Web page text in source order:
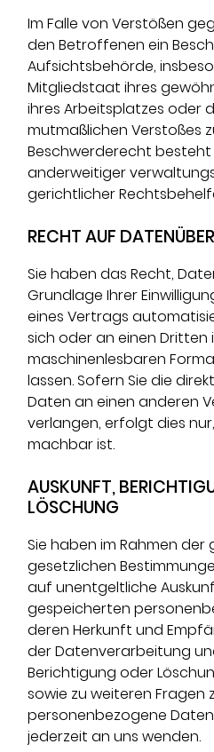
Im Falle von Verstößen
den Betroffenen ein
Aufsichtsbehörde,
Mitgliedstaat ihres
ihres Arbeitsplatzes oder
mutmaßlichen Verstoßes
Beschwerderecht
anderweitiger
gerichtlicher
RECHT AUF
Sie haben das Recht,
Grundlage Ihrer
eines Vertrags
sich oder an einen Dritten
maschinenlesbaren
lassen. Sofern Sie die
Daten an einen anderen
verlangen, erfolgt dies
machbar ist.
AUSKUNFT,
LÖSCHUNG
Sie haben im Rahmen der
gesetzlichen
auf unentgeltliche
gespeicherten
deren Herkunft und
der Datenverarbeitung
Berichtigung oder
sowie zu weiteren Fragen
personenbezogene Daten
jederzeit an uns wenden.